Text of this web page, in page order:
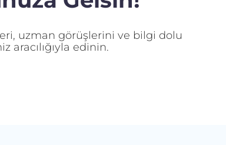
uzman görüşlerini ve bilgi dolu
aracılığıyla edinin.